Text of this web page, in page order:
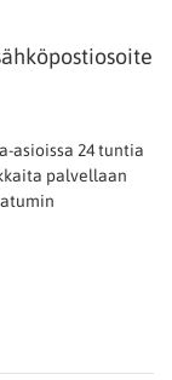
asioissa 24 tuntia
palvellaan